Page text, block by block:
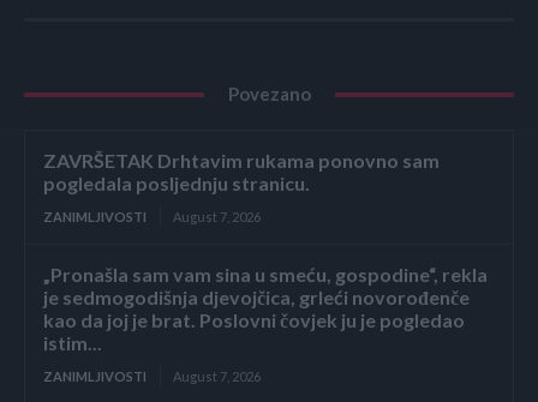
Povezano
ZAVRŠETAK Drhtavim rukama ponovno sam
pogledala posljednju stranicu.
ZANIMLJIVOSTI August 7, 2026
„Pronašla sam vam sina u smeću, gospodine“, rekla
je sedmogodišnja djevojčica, grleći novorođenče
kao da joj je brat. Poslovni čovjek ju je pogledao
istim...
ZANIMLJIVOSTI August 7, 2026